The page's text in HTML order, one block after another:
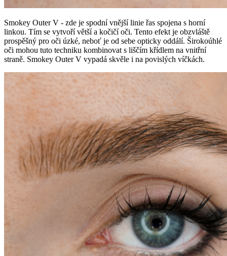
Smokey Outer V - zde je spodní vnější linie řas spojena s horní
linkou. Tím se vytvoří větší a kočičí oči. Tento efekt je obzvláště
prospěšný pro oči úzké, neboť je od sebe opticky oddálí. Širokoúhlé
oči mohou tuto techniku kombinovat s liščím křídlem na vnitřní
straně. Smokey Outer V vypadá skvěle i na povislých víčkách.